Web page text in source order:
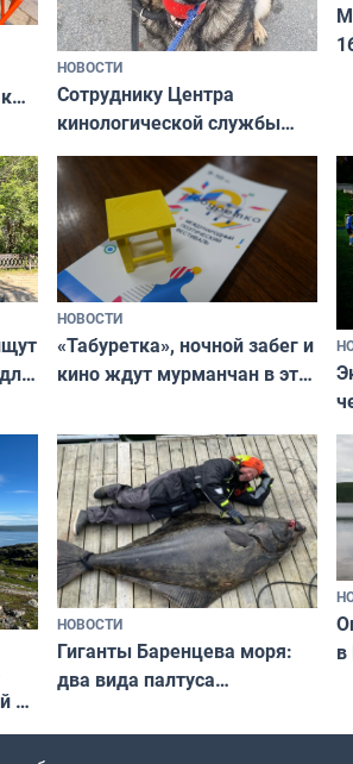
НОВОСТИ
Сотруднику Центра
кинологической службы
ищут новый дом
НОВОСТИ
«Табуретка», ночной забег и
кино ждут мурманчан в эти
у
НОВОСТИ
Гиганты Баренцева моря:
два вида палтуса